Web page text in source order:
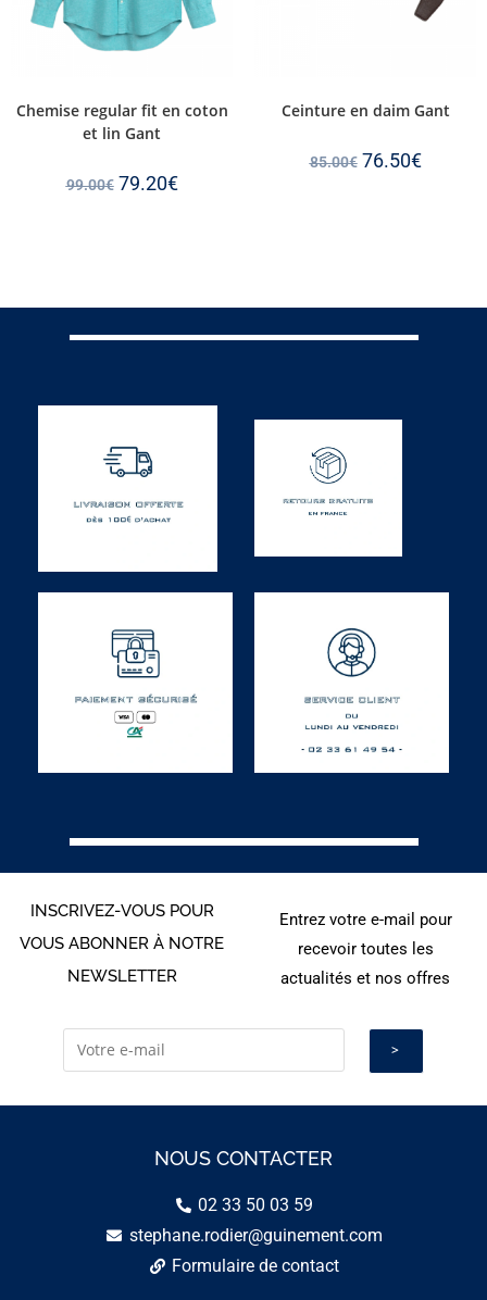
Chemise regular fit en coton
et lin Gant
99.00€ 79.20€
Ceinture en daim Gant
85.00€ 76.50€
INSCRIVEZ-VOUS POUR
VOUS ABONNER À NOTRE
NEWSLETTER
Entrez votre e-mail pour
recevoir toutes les
actualités et nos offres
NOUS CONTACTER
02 33 50 03 59
stephane.rodier@guinement.com
Formulaire de contact